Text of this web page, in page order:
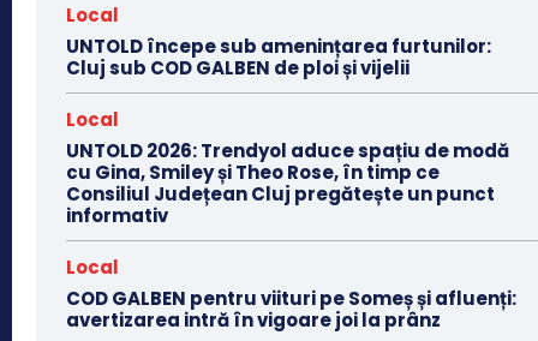
Local
UNTOLD începe sub amenințarea furtunilor:
Cluj sub COD GALBEN de ploi și vijelii
Local
UNTOLD 2026: Trendyol aduce spațiu de modă
cu Gina, Smiley și Theo Rose, în timp ce
Consiliul Județean Cluj pregătește un punct
informativ
Local
COD GALBEN pentru viituri pe Someș și afluenți:
avertizarea intră în vigoare joi la prânz